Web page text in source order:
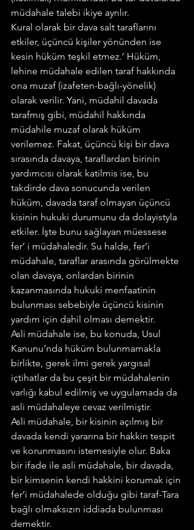
müdahale talebi ikiye ayrılır.
Kural olarak bir dava salt taraflarını
etkiler, üçüncü kişiler yönünden ise
kesin hüküm teşkil etmez.’ Hüküm,
lehine müdahale edilen taraf hakkında
ona muzaf (izafeten-bağlı-yönelik)
olarak verilir. Yani, müdahil davada
tarafmış gibi, müdahil hakkında
müdahile muzaf olarak hüküm
verilemez. Fakat, üçüncü kişi bir dava
sırasında davaya, taraflardan birinin
yardımcısı olarak katilmis ise, bu
takdirde dava sonucunda verilen
hüküm, davada taraf olmayan üçüncü
kisinin hukuki durumunu da dolayistyla
etkiler. İşte bunu sağlayan müessese
fer’ i müdahaledir. Su halde, fer’i
müdahale, taraflar arasında görülmekte
olan davaya, onlardan birinin
kazanmasında hukuki menfaatinin
bulunması sebebiyle üçüncü kisinin
yardım için dahil olması demektir.
Asli müdahale ise, bu konuda, Usul
Kanunu’nda hüküm bulunmamakla
birlikte, gerek ilmi gerek yargısal
içtihatlar da bu çeşit bir müdahalenin
varlığı kabul edilmiş ve uygulamada da
asli müdahaleye cevaz verilmiştir.
Asli müdahale, bir kisinin açılmış bir
davada kendi yararına bir hakkin tespit
ve korunmasını istemesiyle olur. Baka
bir ifade ile asli müdahale, bir davada,
bir kimsenin kendi hakkini korumak için
fer’i müdahalede olduğu gibi taraf-Tara
bağlı olmaksızın iddiada bulunması
demektir.